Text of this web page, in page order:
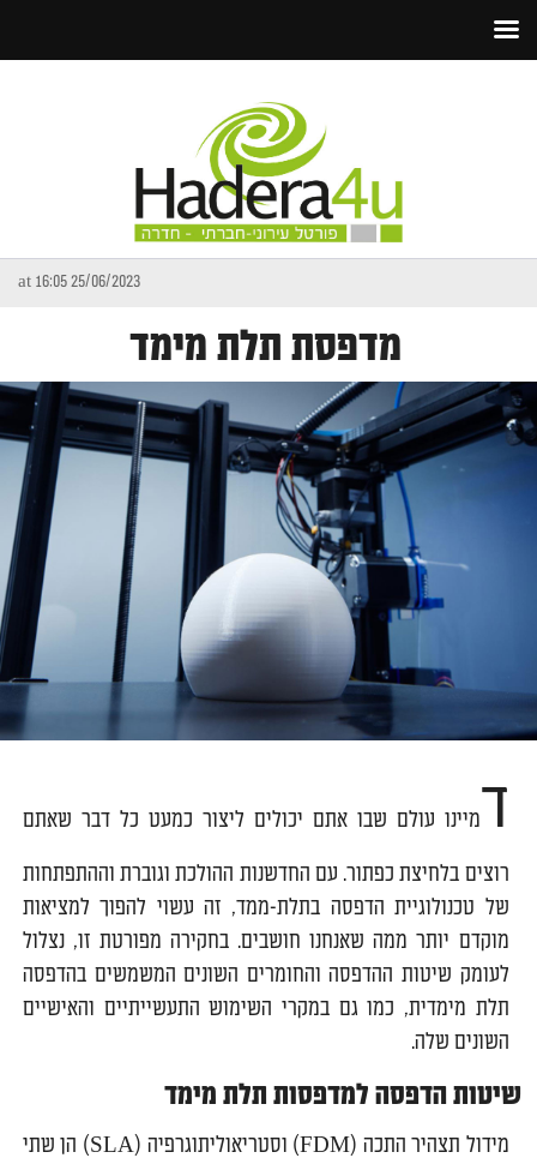
25/06/2023 at 16:05
מדפסת תלת מימד
דמיינו עולם שבו אתם יכולים ליצור כמעט כל דבר שאתם
רוצים בלחיצת כפתור. עם החדשנות ההולכת וגוברת וההתפתחות
של טכנולוגיית הדפסה בתלת-ממד, זה עשוי להפוך למציאות
מוקדם יותר ממה שאנחנו חושבים. בחקירה מפורטת זו, נצלול
לעומק שיטות ההדפסה והחומרים השונים המשמשים בהדפסה
תלת מימדית, כמו גם במקרי השימוש התעשייתיים והאישיים
השונים שלה.
שיטות הדפסה למדפסות תלת מימד
מידול תצהיר התכה (FDM) וסטריאוליתוגרפיה (SLA) הן שתי